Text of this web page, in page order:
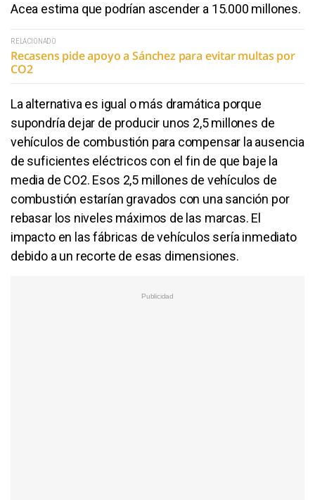
Acea estima que podrían ascender a 15.000 millones.
RELACIONADO
Recasens pide apoyo a Sánchez para evitar multas por
CO2
La alternativa es igual o más dramática porque
supondría dejar de producir unos 2,5 millones de
vehículos de combustión para compensar la ausencia
de suficientes eléctricos con el fin de que baje la
media de CO2. Esos 2,5 millones de vehículos de
combustión estarían gravados con una sanción por
rebasar los niveles máximos de las marcas. El
impacto en las fábricas de vehículos sería inmediato
debido a un recorte de esas dimensiones.